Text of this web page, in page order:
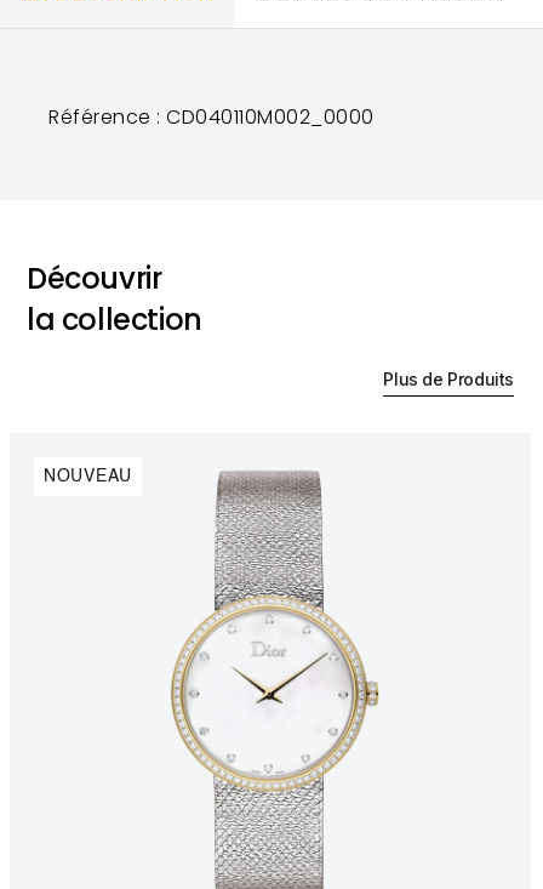
Référence : CD040110M002_0000
Découvrir
la collection
Plus de Produits
NOUVEAU